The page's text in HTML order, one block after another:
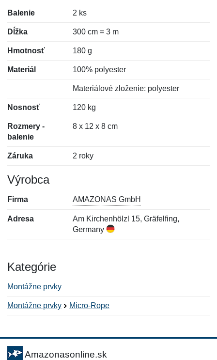
Balenie 2 ks
Dĺžka 300 cm = 3 m
Hmotnosť 180 g
Materiál 100% polyester
Materiálové zloženie: polyester
Nosnosť 120 kg
Rozmery -
balenie
8 x 12 x 8 cm
Záruka 2 roky
Výrobca
Firma AMAZONAS GmbH
Adresa
Am Kirchenhölzl 15, Gräfelfing,
Germany
Kategórie
Montážne prvky
Montážne prvky Micro-Rope
Hodnotenie:
Meno:
Amazonasonline.sk